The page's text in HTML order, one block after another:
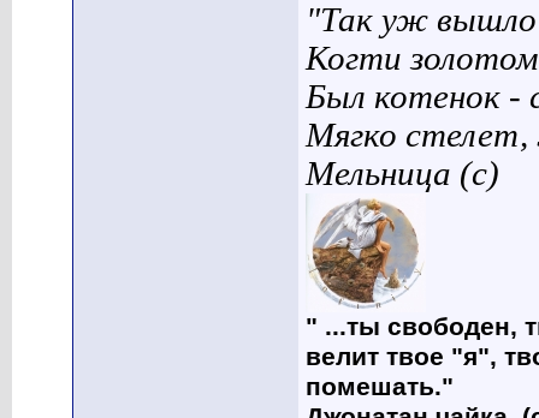
"Так уж вышло
Когти
Был котенок -
Мягко
Мельница (с)
" ...ты свободен,
велит твое "я",
помешать."